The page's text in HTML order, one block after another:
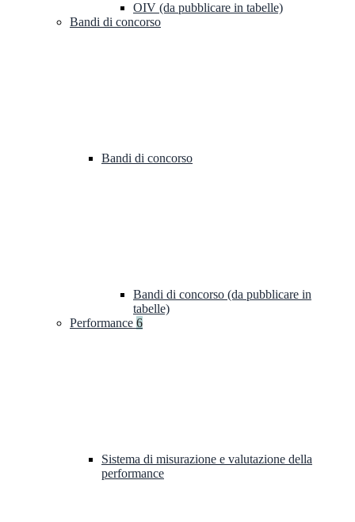
OIV (da pubblicare in tabelle)
Bandi di concorso
Bandi di concorso
Bandi di concorso (da pubblicare in
tabelle)
Performance 6
Sistema di misurazione e valutazione della
performance